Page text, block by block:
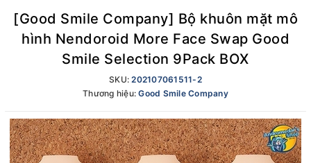
[Good Smile Company] Bộ khuôn mặt mô
hình Nendoroid More Face Swap Good
Smile Selection 9Pack BOX
SKU:202107061511-2
Thương hiệu:Good Smile Company